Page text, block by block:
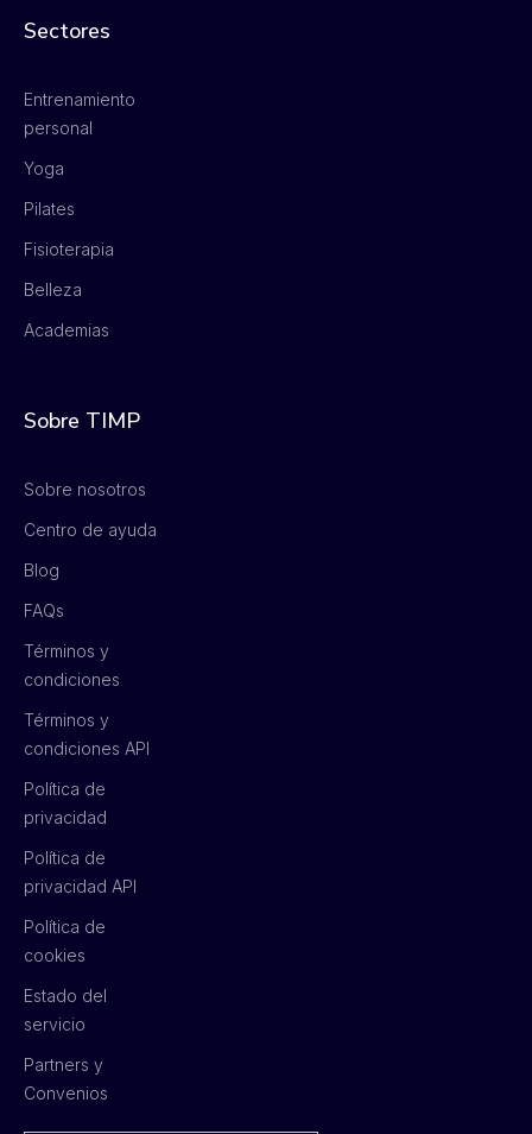
Sectores
Entrenamiento
personal
Yoga
Pilates
Fisioterapia
Belleza
Academias
Sobre TIMP
Sobre nosotros
Centro de ayuda
Blog
FAQs
Términos y
condiciones
Términos y
condiciones API
Política de
privacidad
Política de
privacidad API
Política de
cookies
Estado del
servicio
Partners y
Convenios